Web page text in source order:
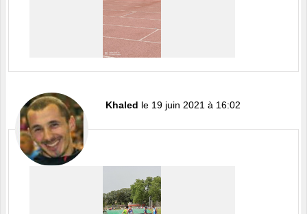
Khaled le 19 juin 2021 à 16:02